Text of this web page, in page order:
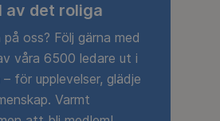
av det roliga
oss? Följ gärna med
våra 6500 ledare ut i
för upplevelser, glädje
Varmt